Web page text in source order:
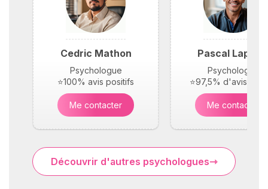
Cedric Mathon
Psychologue
⭐100% avis positifs
Me contacter
Pascal
Psychologue
⭐97,5% d'avis
Me contacter
Découvrir d'autres psychologues